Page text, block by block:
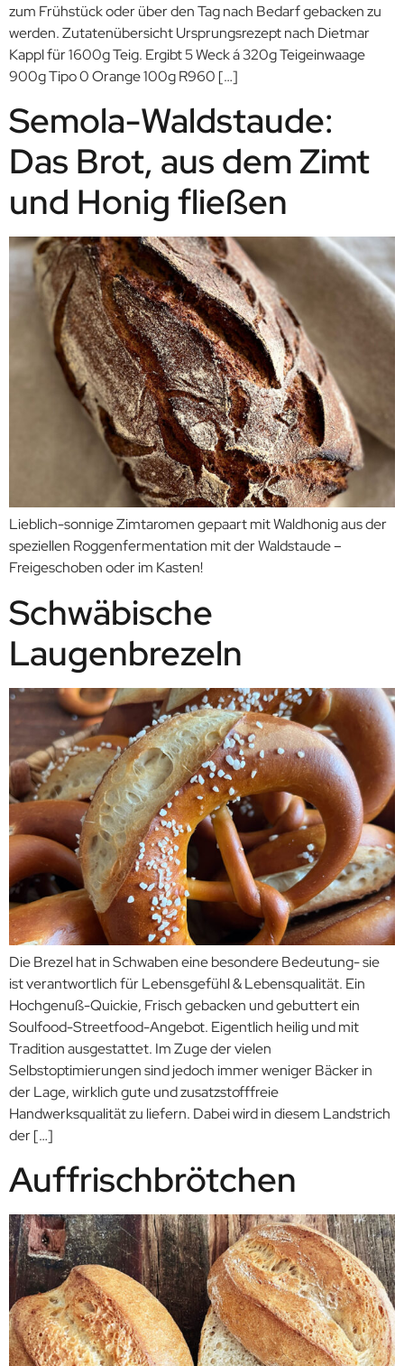
zum Frühstück oder über den Tag nach Bedarf gebacken zu
werden. Zutatenübersicht Ursprungsrezept nach Dietmar
Kappl für 1600g Teig. Ergibt 5 Weck á 320g Teigeinwaage
900g Tipo 0 Orange 100g R960 […]
Semola-Waldstaude:
Das Brot, aus dem Zimt
und Honig fließen
Lieblich-sonnige Zimtaromen gepaart mit Waldhonig aus der
speziellen Roggenfermentation mit der Waldstaude –
Freigeschoben oder im Kasten!
Schwäbische
Laugenbrezeln
Die Brezel hat in Schwaben eine besondere Bedeutung- sie
ist verantwortlich für Lebensgefühl & Lebensqualität. Ein
Hochgenuß-Quickie, Frisch gebacken und gebuttert ein
Soulfood-Streetfood-Angebot. Eigentlich heilig und mit
Tradition ausgestattet. Im Zuge der vielen
Selbstoptimierungen sind jedoch immer weniger Bäcker in
der Lage, wirklich gute und zusatzstofffreie
Handwerksqualität zu liefern. Dabei wird in diesem Landstrich
der […]
Auffrischbrötchen